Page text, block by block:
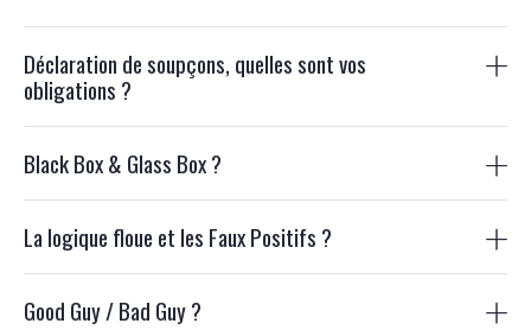
Déclaration de soupçons, quelles sont vos
obligations ?
Black Box & Glass Box ?
La logique floue et les Faux Positifs ?
Good Guy / Bad Guy ?